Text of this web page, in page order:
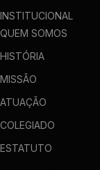
INSTITUCIONAL
QUEM SOMOS
HISTÓRIA
MISSÃO
ATUAÇÃO
COLEGIADO
ESTATUTO